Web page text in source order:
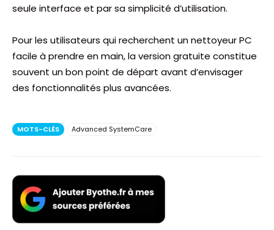
seule interface et par sa simplicité d’utilisation.
Pour les utilisateurs qui recherchent un nettoyeur PC
facile à prendre en main, la version gratuite constitue
souvent un bon point de départ avant d’envisager
des fonctionnalités plus avancées.
MOTS-CLÉS Advanced SystemCare